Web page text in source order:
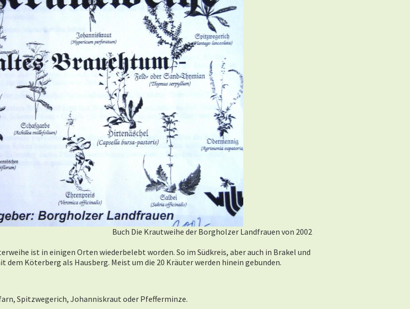
Buch Die Krautweihe der Borgholzer Landfrauen von 2002
ist in einigen Orten wiederbelebt worden. So im Südkreis, aber auch in Brakel und
dem Köterberg als Hausberg. Meist um die 20 Kräuter werden hinein gebunden.
Spitzwegerich, Johanniskraut oder Pfefferminze.